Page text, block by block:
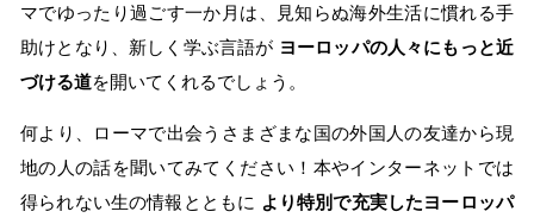
マでゆったり過ごす一か月は、見知らぬ海外生活に慣れる手
助けとなり、新しく学ぶ言語が ヨーロッパの人々にもっと近
づける道を開いてくれるでしょう。
何より、ローマで出会うさまざまな国の外国人の友達から現
地の人の話を聞いてみてください！本やインターネットでは
得られない生の情報とともに より特別で充実したヨーロッパ